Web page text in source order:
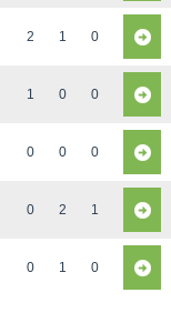
2 1 0
1 0 0
0 0 0
0 2 1
0 1 0